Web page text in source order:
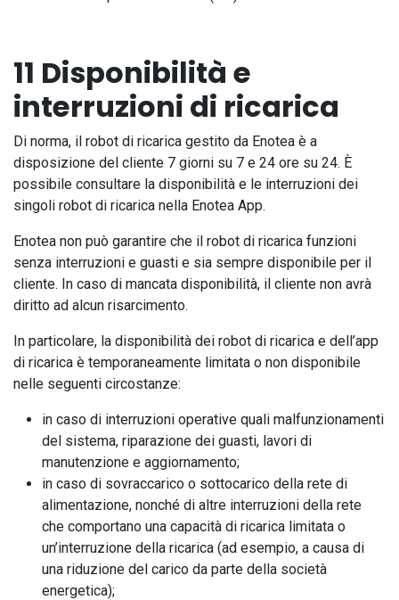
11 Disponibilità e
interruzioni di ricarica
Di norma, il robot di ricarica gestito da Enotea è a
disposizione del cliente 7 giorni su 7 e 24 ore su 24. È
possibile consultare la disponibilità e le interruzioni dei
singoli robot di ricarica nella Enotea App.
Enotea non può garantire che il robot di ricarica funzioni
senza interruzioni e guasti e sia sempre disponibile per il
cliente. In caso di mancata disponibilità, il cliente non avrà
diritto ad alcun risarcimento.
In particolare, la disponibilità dei robot di ricarica e dell’app
di ricarica è temporaneamente limitata o non disponibile
nelle seguenti circostanze:
in caso di interruzioni operative quali malfunzionamenti
del sistema, riparazione dei guasti, lavori di
manutenzione e aggiornamento;
in caso di sovraccarico o sottocarico della rete di
alimentazione, nonché di altre interruzioni della rete
che comportano una capacità di ricarica limitata o
un’interruzione della ricarica (ad esempio, a causa di
una riduzione del carico da parte dellа società
energetica);